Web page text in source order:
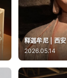
释迦牟尼 | 西安
2026.05.14